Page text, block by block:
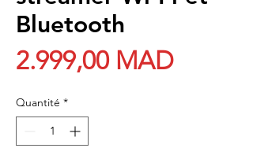
Bluetooth
2.999,00 MADPrix
Quantité *